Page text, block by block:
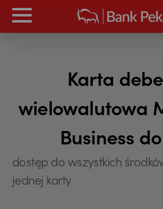
Karta
wielowalutowa
Business
dostęp do wszystkich
jednej karty